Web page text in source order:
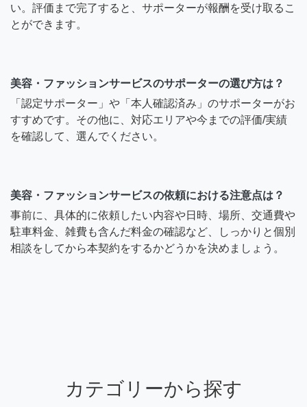
い。評価まで完了すると、サポーターが報酬を受け取るこ
とができます。
美容・ファッションサービスのサポーターの選び方は？
「認定サポーター」や「本人確認済み」のサポーターがお
すすめです。その他に、対応エリアや今までの評価/実績
を確認して、選んでください。
美容・ファッションサービスの依頼における注意点は？
事前に、具体的に依頼したい内容や日時、場所、交通費や
駐車料金、雑費も含んだ料金の確認など、しっかりと個別
相談をしてから本契約をするかどうかを決めましょう。
カテゴリーから探す